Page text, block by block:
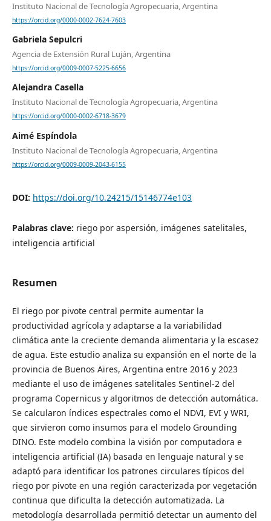
Instituto Nacional de Tecnología Agropecuaria, Argentina
https://orcid.org/0000-0002-7624-7603
Gabriela Sepulcri
Agencia de Extensión Rural Luján, Argentina
https://orcid.org/0009-0007-5225-6656
Alejandra Casella
Instituto Nacional de Tecnología Agropecuaria, Argentina
https://orcid.org/0000-0002-6718-3679
Aimé Espíndola
Instituto Nacional de Tecnología Agropecuaria, Argentina
https://orcid.org/0009-0009-2043-6155
DOI: https://doi.org/10.24215/15146774e103
Palabras clave: riego por aspersión, imágenes satelitales,
inteligencia artificial
Resumen
El riego por pivote central permite aumentar la
productividad agrícola y adaptarse a la variabilidad
climática ante la creciente demanda alimentaria y la escasez
de agua. Este estudio analiza su expansión en el norte de la
provincia de Buenos Aires, Argentina entre 2016 y 2023
mediante el uso de imágenes satelitales Sentinel-2 del
programa Copernicus y algoritmos de detección automática.
Se calcularon índices espectrales como el NDVI, EVI y WRI,
que sirvieron como insumos para el modelo Grounding
DINO. Este modelo combina la visión por computadora e
inteligencia artificial (IA) basada en lenguaje natural y se
adaptó para identificar los patrones circulares típicos del
riego por pivote en una región caracterizada por vegetación
continua que dificulta la detección automatizada. La
metodología desarrollada permitió detectar un aumento del